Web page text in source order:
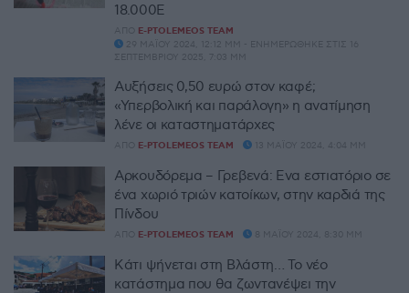
18.000Ε
ΑΠΌ E-PTOLEMEOS TEAM
29 ΜΑΪ́ΟΥ 2024, 12:12 ΜΜ - ΕΝΗΜΕΡΏΘΗΚΕ ΣΤΙΣ 16
ΣΕΠΤΕΜΒΡΊΟΥ 2025, 7:03 ΜΜ
Αυξήσεις 0,50 ευρώ στον καφέ;
«Υπερβολική και παράλογη» η ανατίμηση
λένε οι καταστηματάρχες
ΑΠΌ E-PTOLEMEOS TEAM 13 ΜΑΪ́ΟΥ 2024, 4:04 ΜΜ
Αρκουδόρεμα – Γρεβενά: Eνα εστιατόριο σε
ένα χωριό τριών κατοίκων, στην καρδιά της
Πίνδου
ΑΠΌ E-PTOLEMEOS TEAM 8 ΜΑΪ́ΟΥ 2024, 8:30 ΜΜ
Κάτι ψήνεται στη Βλάστη… Το νέο
κατάστημα που θα ζωντανέψει την